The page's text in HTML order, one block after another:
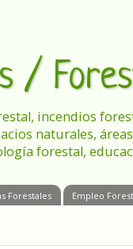
/
incendios
naturales,
forestal,
Forestales Empleo